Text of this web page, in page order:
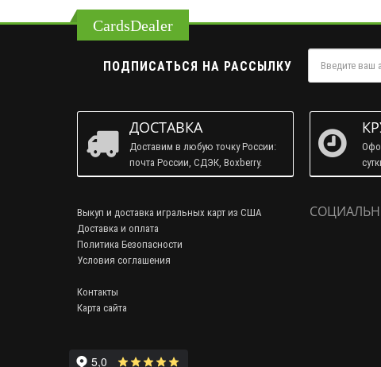
CardsDealer
ПОДПИСАТЬСЯ НА РАССЫЛКУ
ДОСТАВКА
Доставим в любую точку России:
почта России, СДЭК, Boxberry.
Выкуп и доставка игральных карт из США
Доставка и оплата
Политика Безопасности
Условия соглашения
Контакты
Карта сайта